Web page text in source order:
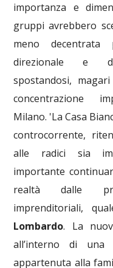
importanza e
gruppi avrebbero
meno
direzionale e di
spostandosi,
concentrazione
Milano. 'La Casa
controcorrente,
alle radici sia
importante
realtà dalle
imprenditoriali,
Lombardo. La
all’interno di una
appartenuta alla